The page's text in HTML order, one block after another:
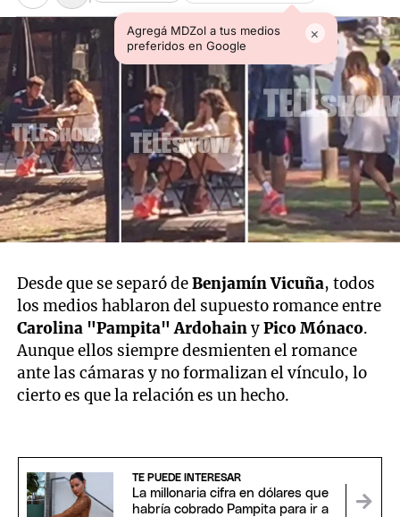
Agregá MDZol a tus medios
preferidos en Google
×
Desde que se separó deBenjamín Vicuña, todos
los medios hablaron del supuesto romance entre
Carolina "Pampita" ArdohainyPico Mónaco.
Aunque ellos siempre desmienten el romance
ante las cámaras y no formalizan el vínculo, lo
cierto es que la relación es un hecho.
TE PUEDE INTERESAR
La millonaria cifra en dólares que
habría cobrado Pampita para ir a